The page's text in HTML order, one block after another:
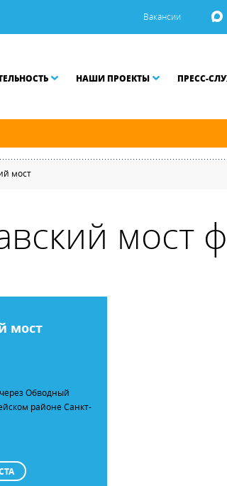
Вакансии
НАШИ ПРОЕКТЫ ПРЕСС-
мост
мост
мост
Обводный
районе Санкт-